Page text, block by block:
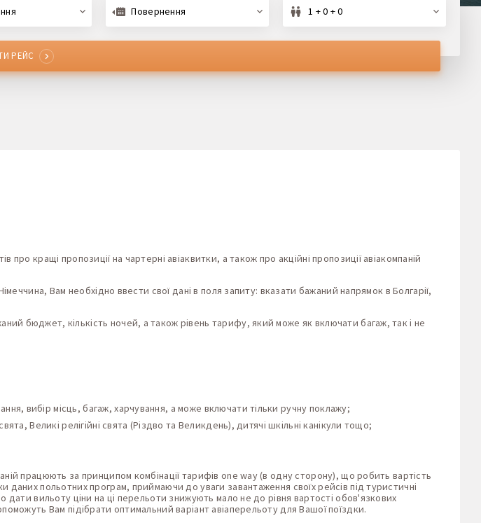
Повернення 1 + 0 + 0
РЕЙС
кращі пропозиції на чартерні авіаквитки, а також про акційні пропозиції авіакомпаній
Вам необхідно ввести свої дані в поля запиту: вказати бажаний напрямок в Болгарії,
бюджет, кількість ночей, а також рівень тарифу, який може як включати багаж, так і не
вибір місць, багаж, харчування, а може включати тільки ручну поклажу;
Великі релігійні свята (Різдво та Великдень), дитячі шкільні канікули тощо;
працюють за принципом комбінації тарифів one way (в одну сторону), що робить вартість
даних польотних програм, приймаючи до уваги завантаження своїх рейсів під туристичні
вильоту ціни на ці перельоти знижують мало не до рівня вартості обов'язкових
Вам підібрати оптимальний варіант авіаперельоту для Вашої поїздки.